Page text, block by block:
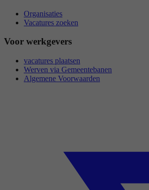
Organisaties
Vacatures zoeken
Voor werkgevers
vacatures plaatsen
Werven via Gemeentebanen
Algemene Voorwaarden